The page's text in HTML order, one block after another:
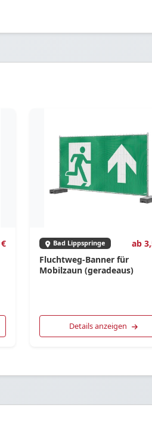
Bad Lippspringe
ab
Fluchtweg-Banner für
Mobilzaun (geradeaus)
Details anzeigen